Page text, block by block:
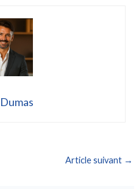
Article suivant →